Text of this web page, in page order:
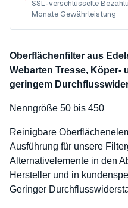
SSL-verschlüsselte
Monate Gewährleistung
Oberflächenfilter aus
Webarten Tresse, Köper-
geringem
Nenngröße 50 bis 450
Reinigbare
Ausführung für unsere
Alternativelemente in den
Hersteller und in
Geringer